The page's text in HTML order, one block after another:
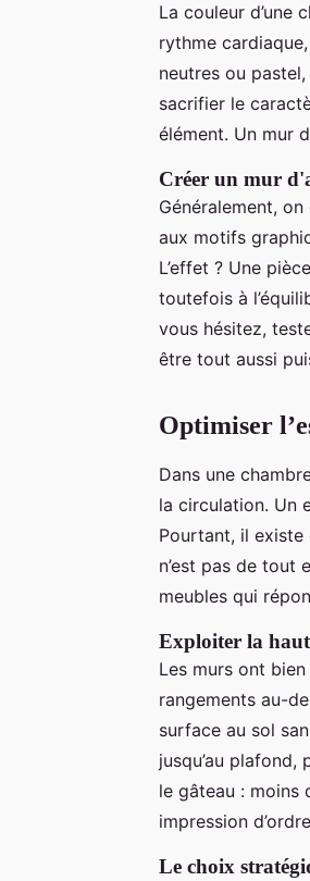
La couleur d’une
rythme
neutres ou
sacrifier le
élément. Un mur
Créer un mur
Généralement,
aux motifs
L’effet ? Une
toutefois à
vous hésitez,
être tout aussi
Optimiser
Dans une
la circulation. Un
Pourtant, il existe
n’est pas de tout
meubles qui
Exploiter la
Les murs ont
rangements au-
surface au sol
jusqu’au
le gâteau : moins
impression
Le choix